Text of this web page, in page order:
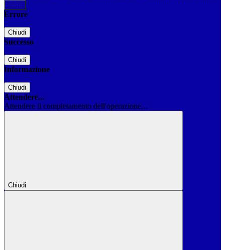
Errore
Chiudi
Successo
Chiudi
Informazione
Chiudi
Attendere...
Attendere il completamento dell'operazione...
Chiudi